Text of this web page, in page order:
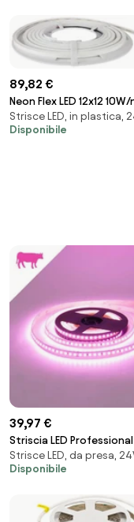
89,82 €
Neon Flex LED 12x12
24Vdc IP67 CRI 90 B.
chip Lumileds Colore
Strisce LED, in plastica,
Disponibile
39,97 €
Striscia LED
Banco Carni
Strisce LED, da presa,
Disponibile